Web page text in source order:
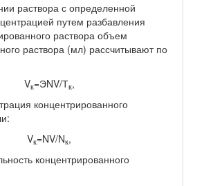
раствора с определенной
путем разбавления
раствора объем
раствора (мл) рассчитывают по
Vк=ЭNV/Тк,
концентрированного
Vк=NV/Nк,
концентрированного